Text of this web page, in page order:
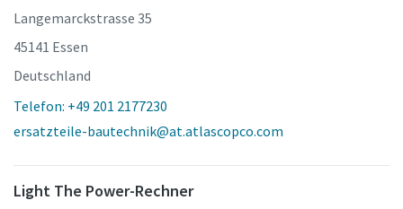
Langemarckstrasse 35
45141 Essen
Deutschland
Telefon: +49 201 2177230
ersatzteile-bautechnik@at.atlascopco.com
Light The Power-Rechner